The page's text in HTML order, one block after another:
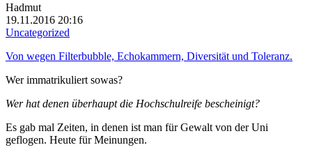
Hadmut
19.11.2016 20:16
Uncategorized
Von wegen Filterbubble, Echokammern, Diversität und Toleranz.
Wer immatrikuliert sowas?
Wer hat denen überhaupt die Hochschulreife bescheinigt?
Es gab mal Zeiten, in denen ist man für Gewalt von der Uni
geflogen. Heute für Meinungen.